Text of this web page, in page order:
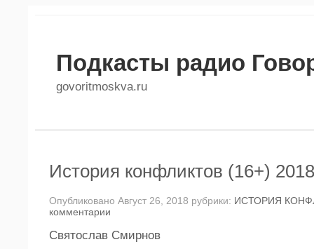
Подкасты радио
govoritmoskva.ru
История конфликтов (16+)
Опубликовано Август 26, 2018 рубрики: ИСТОРИЯ
комментарии
Святослав Смирнов